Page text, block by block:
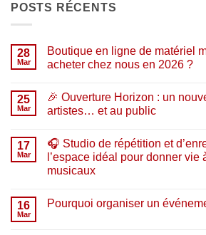
POSTS RÉCENTS
28
Mar
Boutique en ligne de matériel
acheter chez nous en 2026 ?
sur
Boutique
en
matériel
musical
pourquoi
nous
en
25
Mar
🎉 Ouverture Horizon : un
artistes… et au public
sur
🎉
Ouverture
Horizon
nouveau
lieu
17
Mar
🎧 Studio de répétition et
l’espace idéal pour donner vie
musicaux
sur
16
Mar
Pourquoi organiser un